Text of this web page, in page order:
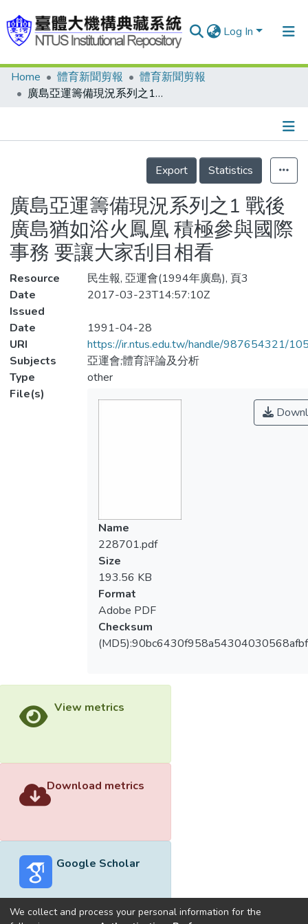
Log In
Communities & Collections
Statistics
Home 體育新聞剪報
體育新聞剪報
廣島亞運籌備現況系列之1 戰後廣島猶如浴火鳳凰 積極參與國際事務 要讓大家刮目相看
Details
Export
Statistics
廣島亞運籌備現況系列之1 戰後
廣島猶如浴火鳳凰 積極參與國際
事務 要讓大家刮目相看
Resource
民生報, 亞運會(1994年廣島), 頁3
Date
Issued
2017-03-23T14:57:10Z
Date
1991-04-28
URI
https://ir.ntus.edu.tw/handle/987654321/
Subjects
亞運會;體育評論及分析
Type
other
File(s)
Name
228701.pdf
Size
193.56 KB
Format
Adobe PDF
Checksum
View metrics
Download metrics
Google Scholar
We collect and process your personal information for the